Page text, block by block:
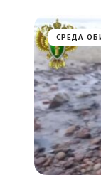
СРЕДА